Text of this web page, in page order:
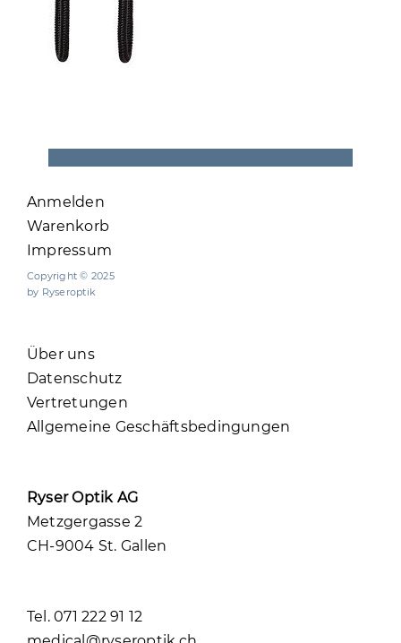
Anmelden
Warenkorb
Impressum
Copyright © 2025
by Ryseroptik
Über uns
Datenschutz
Vertretungen
Allgemeine Geschäftsbedingungen
Ryser Optik AG
Metzgergasse 2
CH-9004 St. Gallen
Tel. 071 222 91 12